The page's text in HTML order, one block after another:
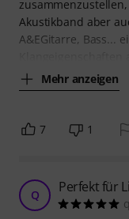
Akustikband aber
A&EGitarre, Bass...
Mehr anzeigen
7 1
Q Perfekt für